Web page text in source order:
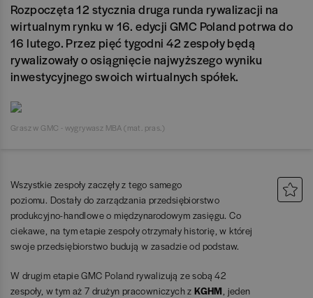
Rozpoczęta 12 stycznia druga runda rywalizacji na
wirtualnym rynku w 16. edycji GMC Poland potrwa do
16 lutego. Przez pięć tygodni 42 zespoły będą
rywalizowały o osiągnięcie najwyższego wyniku
inwestycyjnego swoich wirtualnych spółek.
Grasz w GMC - wygrywasz MBA (mat. pras.)
Wszystkie zespoły zaczęły z tego samego
poziomu. Dostały do zarządzania przedsiębiorstwo
produkcyjno-handlowe o międzynarodowym zasięgu. Co
ciekawe, na tym etapie zespoły otrzymały historię, w której
swoje przedsiębiorstwo budują w zasadzie od podstaw.
W drugim etapie GMC Poland rywalizują ze sobą 42
zespoły, w tym aż 7 drużyn pracowniczych zKGHM, jeden